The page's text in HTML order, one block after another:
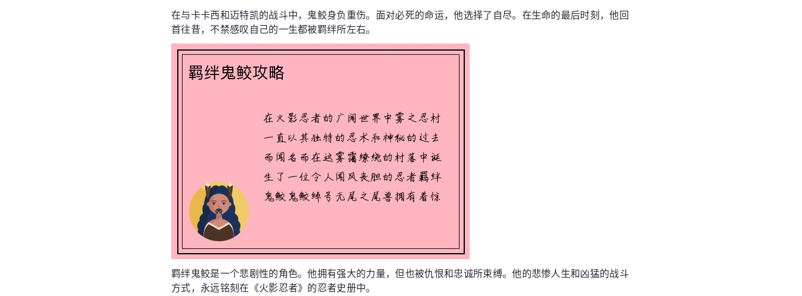
在与卡卡西和迈特凯的战斗中，鬼鲛身负重伤。面对必死的命运，他选择了自尽。在生命的最后时刻，他回
首往昔，不禁感叹自己的一生都被羁绊所左右。
羁绊鬼鲛是一个悲剧性的角色。他拥有强大的力量，但也被仇恨和忠诚所束缚。他的悲惨人生和凶猛的战斗
方式，永远铭刻在《火影忍者》的忍者史册中。